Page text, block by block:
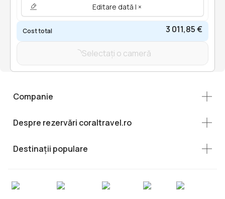
Editare dată | ×
Cost total 3 011,85 €
Selectați o cameră
Companie
Despre rezervări coraltravel.ro
Destinații populare